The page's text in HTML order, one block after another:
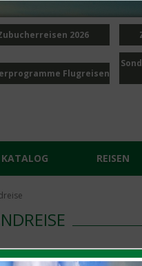
2026
Flugreisen
KATALOG REISEN